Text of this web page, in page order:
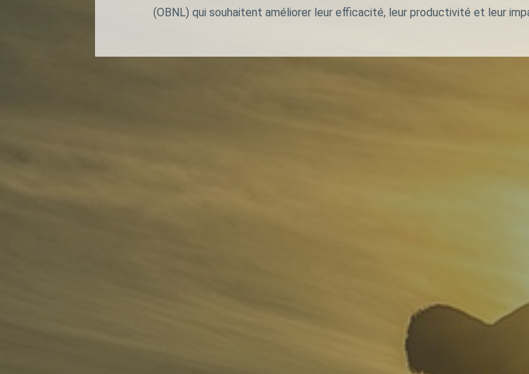
(OBNL) qui souhaitent améliorer leur efficacité, leur productivité et leur